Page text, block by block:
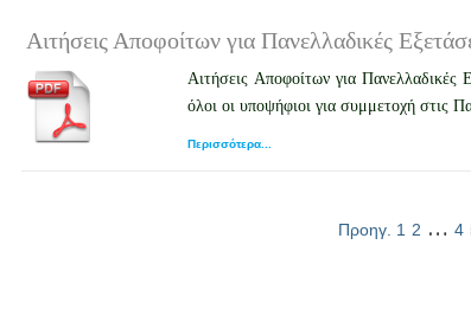
Αιτήσεις Αποφοίτων για Πανελλαδικές
Αιτήσεις Αποφοίτων για
όλοι οι υποψήφιοι για συμμετοχή στις
Περισσότερα...
Προηγ. 1 2 … 4